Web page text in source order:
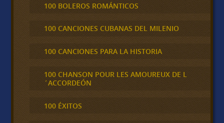
100 BOLEROS ROMÁNTICOS
100 CANCIONES CUBANAS DEL MILENIO
100 CANCIONES PARA LA HISTORIA
100 CHANSON POUR LES AMOUREUX DE L
´ACCORDEÓN
100 ÉXITOS